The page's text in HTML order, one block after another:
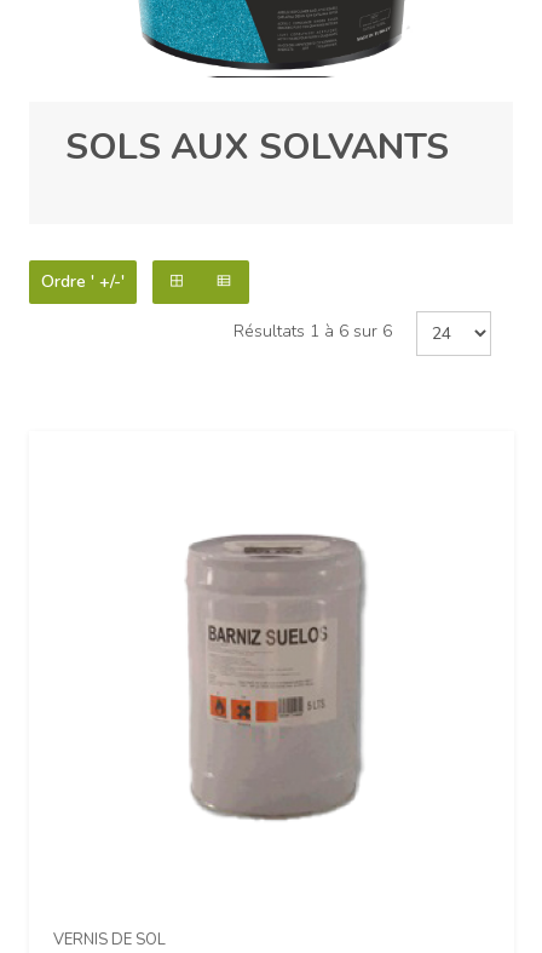
SOLS AUX SOLVANTS
Ordre ' +/-'
Résultats 1 à 6 sur 6
VERNIS DE SOL